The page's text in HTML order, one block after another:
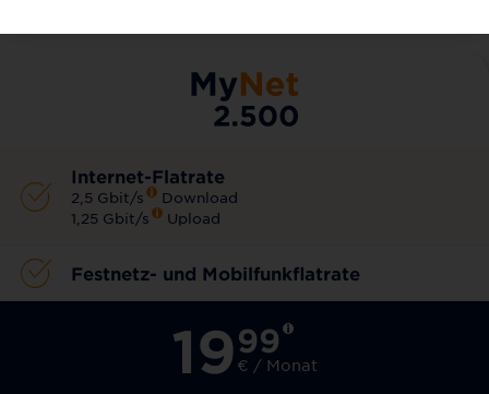
Internet-Flatrate
2,5 Gbit/s
Download
1,25 Gbit/s
Upload
Festnetz- und Mobilfunkflatrate
1999
€ / Monat